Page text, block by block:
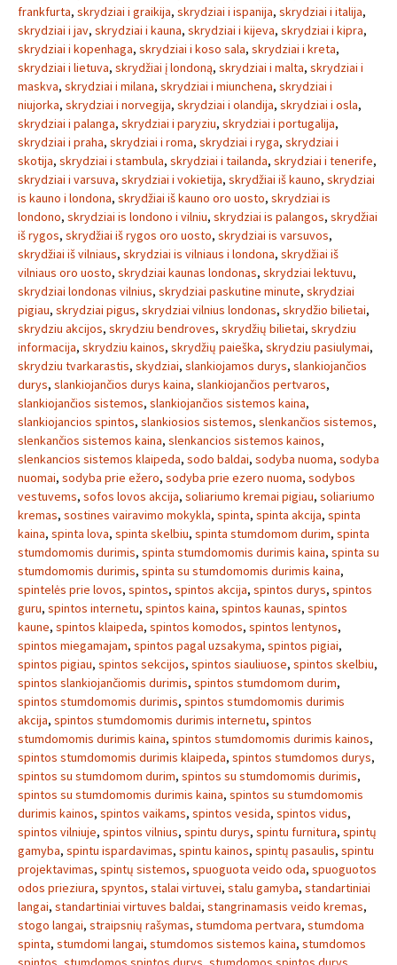
frankfurta, skrydziai i graikija, skrydziai i ispanija, skrydziai i italija,
skrydziai i jav, skrydziai i kauna, skrydziai i kijeva, skrydziai i kipra,
skrydziai i kopenhaga, skrydziai i koso sala, skrydziai i kreta,
skrydziai i lietuva, skrydžiai į londoną, skrydziai i malta, skrydziai i
maskva, skrydziai i milana, skrydziai i miunchena, skrydziai i
niujorka, skrydziai i norvegija, skrydziai i olandija, skrydziai i osla,
skrydziai i palanga, skrydziai i paryziu, skrydziai i portugalija,
skrydziai i praha, skrydziai i roma, skrydziai i ryga, skrydziai i
skotija, skrydziai i stambula, skrydziai i tailanda, skrydziai i tenerife,
skrydziai i varsuva, skrydziai i vokietija, skrydžiai iš kauno, skrydziai
is kauno i londona, skrydžiai iš kauno oro uosto, skrydziai is
londono, skrydziai is londono i vilniu, skrydziai is palangos, skrydžiai
iš rygos, skrydžiai iš rygos oro uosto, skrydziai is varsuvos,
skrydžiai iš vilniaus, skrydziai is vilniaus i londona, skrydžiai iš
vilniaus oro uosto, skrydziai kaunas londonas, skrydziai lektuvu,
skrydziai londonas vilnius, skrydziai paskutine minute, skrydziai
pigiau, skrydziai pigus, skrydziai vilnius londonas, skrydžio bilietai,
skrydziu akcijos, skrydziu bendroves, skrydžių bilietai, skrydziu
informacija, skrydziu kainos, skrydžių paieška, skrydziu pasiulymai,
skrydziu tvarkarastis, skydziai, slankiojamos durys, slankiojančios
durys, slankiojančios durys kaina, slankiojančios pertvaros,
slankiojančios sistemos, slankiojančios sistemos kaina,
slankiojancios spintos, slankiosios sistemos, slenkančios sistemos,
slenkančios sistemos kaina, slenkancios sistemos kainos,
slenkancios sistemos klaipeda, sodo baldai, sodyba nuoma, sodyba
nuomai, sodyba prie ežero, sodyba prie ezero nuoma, sodybos
vestuvems, sofos lovos akcija, soliariumo kremai pigiau, soliariumo
kremas, sostines vairavimo mokykla, spinta, spinta akcija, spinta
kaina, spinta lova, spinta skelbiu, spinta stumdomom durim, spinta
stumdomomis durimis, spinta stumdomomis durimis kaina, spinta su
stumdomomis durimis, spinta su stumdomomis durimis kaina,
spintelės prie lovos, spintos, spintos akcija, spintos durys, spintos
guru, spintos internetu, spintos kaina, spintos kaunas, spintos
kaune, spintos klaipeda, spintos komodos, spintos lentynos,
spintos miegamajam, spintos pagal uzsakyma, spintos pigiai,
spintos pigiau, spintos sekcijos, spintos siauliuose, spintos skelbiu,
spintos slankiojančiomis durimis, spintos stumdomom durim,
spintos stumdomomis durimis, spintos stumdomomis durimis
akcija, spintos stumdomomis durimis internetu, spintos
stumdomomis durimis kaina, spintos stumdomomis durimis kainos,
spintos stumdomomis durimis klaipeda, spintos stumdomos durys,
spintos su stumdomom durim, spintos su stumdomomis durimis,
spintos su stumdomomis durimis kaina, spintos su stumdomomis
durimis kainos, spintos vaikams, spintos vesida, spintos vidus,
spintos vilniuje, spintos vilnius, spintu durys, spintu furnitura, spintų
gamyba, spintu ispardavimas, spintu kainos, spintų pasaulis, spintu
projektavimas, spintų sistemos, spuoguota veido oda, spuoguotos
odos prieziura, spyntos, stalai virtuvei, stalu gamyba, standartiniai
langai, standartiniai virtuves baldai, stangrinamasis veido kremas,
stogo langai, straipsnių rašymas, stumdoma pertvara, stumdoma
spinta, stumdomi langai, stumdomos sistemos kaina, stumdomos